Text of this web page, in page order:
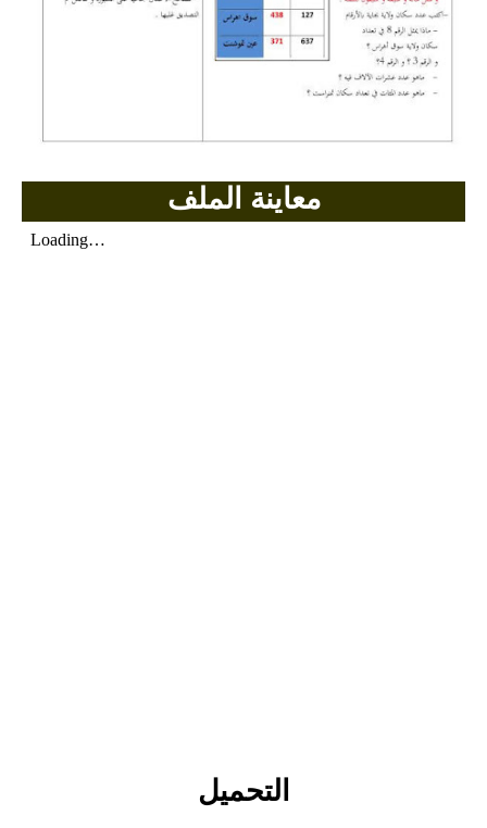
بحوث العلوم الطبيعية
بحوث اللغة الانجليزية
بحوث في مجالات اخرىمعاينة الملف
التحميل